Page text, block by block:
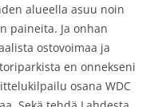
alueella asuu noin
paineita. Ja onhan
ostovoimaa ja
en onnekseni
osana WDC